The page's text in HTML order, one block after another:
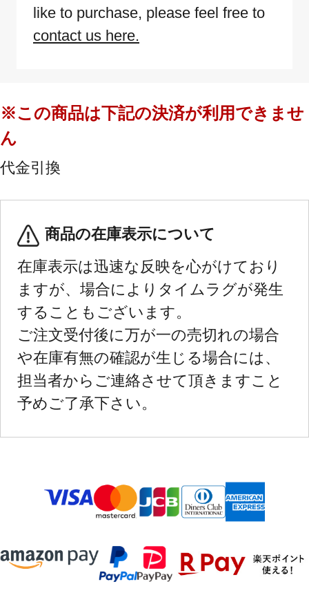
like to purchase, please feel free to
contact us here.
※この商品は下記の決済が利用できませ
ん
代金引換
商品の在庫表示について
在庫表示は迅速な反映を心がけており
ますが、場合によりタイムラグが発生
することもございます。
ご注文受付後に万が一の売切れの場合
や在庫有無の確認が生じる場合には、
担当者からご連絡させて頂きますこと
予めご了承下さい。